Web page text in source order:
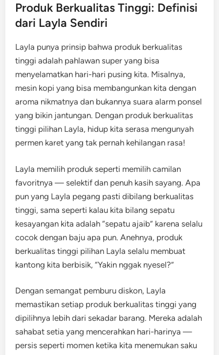
Produk Berkualitas Tinggi: Definisi
dari Layla Sendiri
Layla punya prinsip bahwa produk berkualitas
tinggi adalah pahlawan super yang bisa
menyelamatkan hari-hari pusing kita. Misalnya,
mesin kopi yang bisa membangunkan kita dengan
aroma nikmatnya dan bukannya suara alarm ponsel
yang bikin jantungan. Dengan produk berkualitas
tinggi pilihan Layla, hidup kita serasa mengunyah
permen karet yang tak pernah kehilangan rasa!
Layla memilih produk seperti memilih camilan
favoritnya — selektif dan penuh kasih sayang. Apa
pun yang Layla pegang pasti dibilang berkualitas
tinggi, sama seperti kalau kita bilang sepatu
kesayangan kita adalah “sepatu ajaib” karena selalu
cocok dengan baju apa pun. Anehnya, produk
berkualitas tinggi pilihan Layla selalu membuat
kantong kita berbisik, “Yakin nggak nyesel?”
Dengan semangat pemburu diskon, Layla
memastikan setiap produk berkualitas tinggi yang
dipilihnya lebih dari sekadar barang. Mereka adalah
sahabat setia yang mencerahkan hari-harinya —
persis seperti momen ketika kita menemukan saku